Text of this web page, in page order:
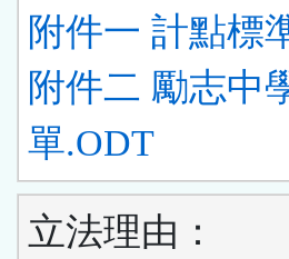
附件一 計點標
附件二 勵志中
單.ODT
立法理由：